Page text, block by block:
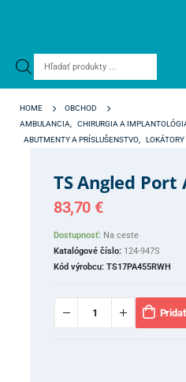
Products
HOME
OBCHOD
AMBULANCIA
CHIRURGIA A
ABUTMENTY A PRÍSLUŠENSTVO
LOKÁTORY
TS Angled
83,70 €
Dostupnosť: Na ceste
Katalógové číslo: 124-947S
Kód výrobcu: TS17PA455RWH